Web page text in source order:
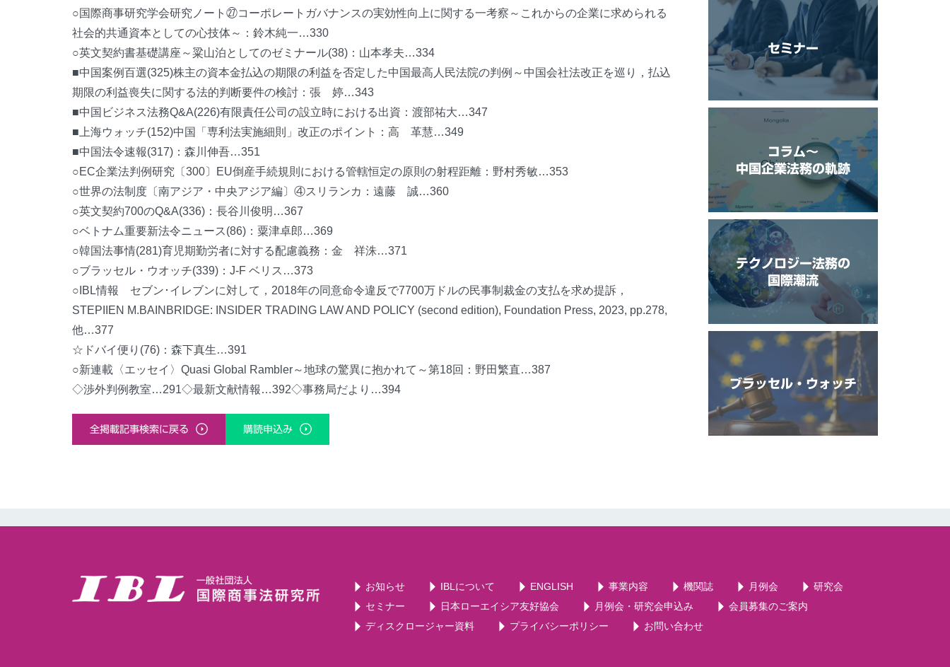
○国際商事研究学会研究ノート㉗コーポレートガバナンスの実効性向上に関する一考察～これからの企業に求められる
社会的共通資本としての心技体～：鈴木純一…330
○英文契約書基礎講座～粱山泊としてのゼミナール(38)：山本孝夫…334
■中国案例百選(325)株主の資本金払込の期限の利益を否定した中国最高人民法院の判例～中国会社法改正を巡り，払込
期限の利益喪失に関する法的判断要件の検討：張 婷…343
■中国ビジネス法務Q&A(226)有限責任公司の設立時における出資：渡部祐大…347
■上海ウォッチ(152)中国「専利法実施細則」改正のポイント：高 革慧…349
■中国法令速報(317)：森川伸吾…351
○EC企業法判例研究〔300〕EU倒産手続規則における管轄恒定の原則の射程距離：野村秀敏…353
○世界の法制度〔南アジア・中央アジア編〕④スリランカ：遠藤 誠…360
○英文契約700のQ&A(336)：長谷川俊明…367
○ベトナム重要新法令ニュース(86)：粟津卓郎…369
○韓国法事情(281)育児期勤労者に対する配慮義務：金 祥洙…371
○ブラッセル・ウオッチ(339)：J-F ベリス…373
○IBL情報 セブン･イレブンに対して，2018年の同意命令違反で7700万ドルの民事制裁金の支払を求め提訴，
STEPIIEN M.BAINBRIDGE: INSIDER TRADING LAW AND POLICY (second edition), Foundation Press, 2023, pp.278,
他…377
☆ドバイ便り(76)：森下真生…391
○新連載〈エッセイ〉Quasi Global Rambler～地球の驚異に抱かれて～第18回：野田繁直…387
◇渉外判例教室…291◇最新文献情報…392◇事務局だより…394
全掲載記事検索に戻る 購読申込み
セミナー
コラム〜
中国企業法務の軌跡
テクノロジー法務の
国際潮流
ブラッセル・ウォッチ
お知らせ IBLについて ENGLISH 事業内容 機関誌 月例会
研究会
セミナー
日本ローエイシア友好協会 月例会・研究会申込み
会員募集のご案内
ディスクロージャー資料
プライバシーポリシー お問い合わせ